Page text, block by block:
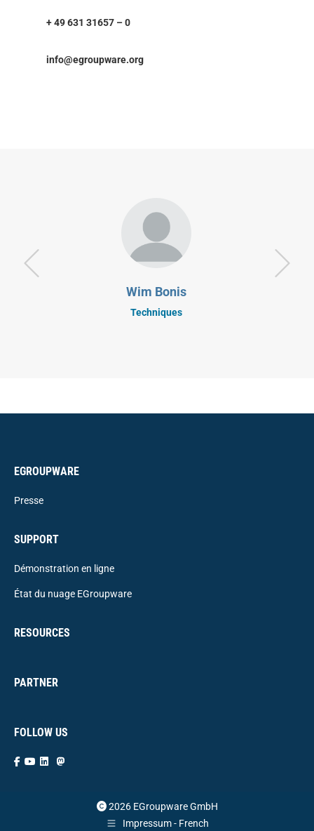
+ 49 631 31657 – 0
info@egroupware.org
Wim Bonis
Techniques
EGROUPWARE
Presse
SUPPORT
Démonstration en ligne
État du nuage EGroupware
RESOURCES
PARTNER
FOLLOW US
2026 EGroupware GmbH
Impressum - French